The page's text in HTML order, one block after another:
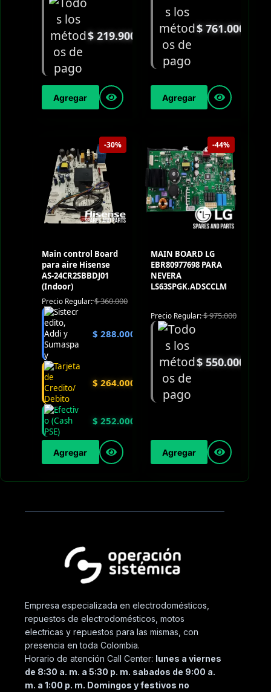
$219.900
Agregar
$761.000
Agregar
-30%
Main control Board
para aire Hisense
AS-24CR2SBBDJ01
(Indoor)
Precio Regular:$360.000
$ 288.000
$ 264.000
$ 252.000
Agregar
-44%
MAIN BOARD LG
EBR80977698 PARA
NEVERA
LS63SPGK.ADSCCLM
Precio Regular:$975.000
$550.000
Agregar
Empresa especializada en electrodomésticos,
repuestos de electrodomésticos, motos
electricas y repuestos para las mismas, con
presencia en toda Colombia.
Horario de atención Call Center: lunes a viernes
de 8:30 a. m. a 5:30 p. m. sabados de 9:00 a.
m. a 1:00 p. m. Domingos y festivos no